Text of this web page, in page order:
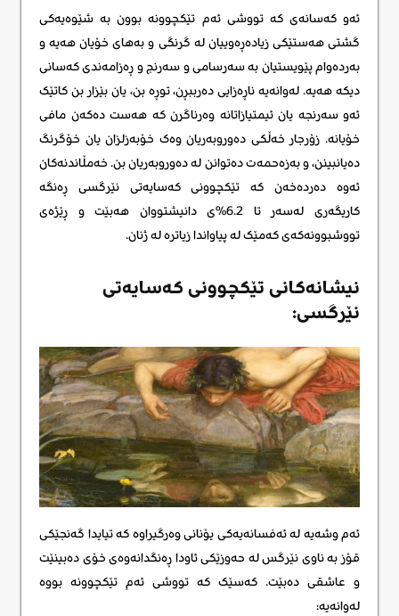
ئەو کەسانەی کە تووشی ئەم تێکچوونە بوون بە شێوەیەکی
گشتی هەستێکی زیادەڕەوییان لە گرنگی و بەهای خۆیان هەیە و
بەردەوام پێویستیان بە سەرسامی و سەرنج و ڕەزامەندی کەسانی
دیکە هەیە. لەوانەیە ناڕەزایی دەرببڕن، توڕە بن، یان بێزار بن کاتێک
ئەو سەرنجە یان ئیمتیازاتانە وەرناگرن کە هەست دەکەن مافی
خۆیانە. زۆرجار خەڵکی دەوروبەریان وەک خۆبەزلزان یان خۆگرنگ
دەیانبینن، و بەزەحمەت دەتوانن لە دەوروبەریان بن. خەمڵاندنەکان
ئەوە دەردەخەن کە تێکچوونی کەسایەتی نێرگسی ڕەنگە
کاریگەری لەسەر تا 6.2%ی دانیشتووان هەبێت و ڕێژەی
تووشبوونەکەی کەمێک لە پیاواندا زیاترە لە ژنان.
نیشانەکانی تێکچوونی کەسایەتی
نێرگسی:
ئەم وشەیە لە ئەفسانەیەکی یۆنانی وەرگیراوە کە تیایدا گەنجێکی
قۆز بە ناوی نێرگس لە حەوزێکی ئاودا ڕەنگدانەوەی خۆی دەبینێت
و عاشقی دەبێت. کەسێک کە تووشی ئەم تێکچوونە بووە
لەوانەیە: